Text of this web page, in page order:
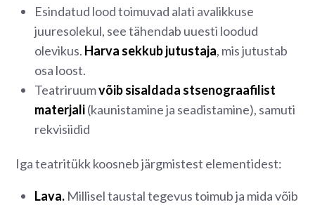
Esindatud lood toimuvad alati avalikkuse
juuresolekul, see tähendab uuesti loodud
olevikus. Harva sekkub jutustaja, mis jutustab
osa loost.
Teatriruumvõib sisaldada stsenograafilist
materjali(kaunistamine ja seadistamine), samuti
rekvisiidid
Iga teatritükk koosneb järgmistest elementidest:
Lava. Millisel taustal tegevus toimub ja mida võib